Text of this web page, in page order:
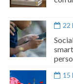
22
15